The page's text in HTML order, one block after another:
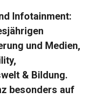
Infotainment:
und Medien,
& Bildung.
besonders auf